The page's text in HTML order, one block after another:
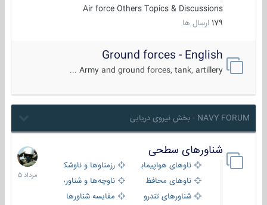
Air force Others Topics & Discussions
179 ارسال ها
Ground forces - English
Army and ground forces, tank, artillery ...
NAVY FORUM - بخش نیروی دریایی
شناورهای سطحی
ناوهای هواپیمابر و بالگرد بررزمناوها و ناوشکن‌ها
ناوهای محافظ
ناوچه‌ها و شناورهای گشتی
شناورهای تندرو
مقایسه شناورها
2
مرداد
1405